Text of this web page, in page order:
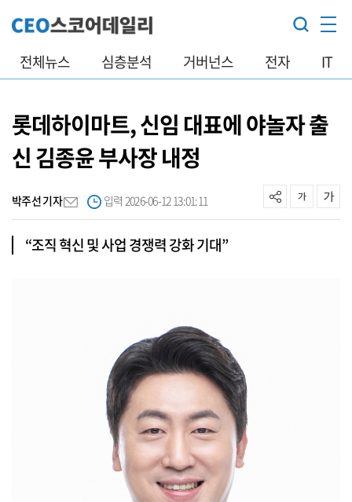
전체뉴스 심층분석 거버넌스 전자 IT
롯데하이마트, 신임 대표에 야놀자 출
신 김종윤 부사장 내정
박주선 기자 입력 2026-06-12 13:01:11
“조직 혁신 및 사업 경쟁력 강화 기대”